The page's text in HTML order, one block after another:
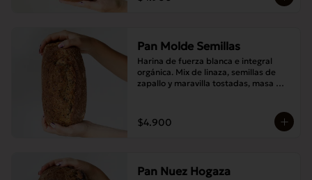
Pan Molde Semillas
Harina de fuerza blanca e integral
orgánica. Mix de linaza, semillas de
zapallo y maravilla tostadas, masa
$4.900
Pan Nuez Hogaza